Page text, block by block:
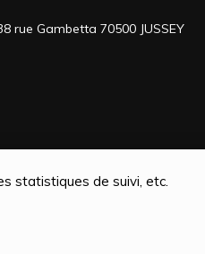
statistiques de suivi, etc.
rue Gambetta 70500 JUSSEY